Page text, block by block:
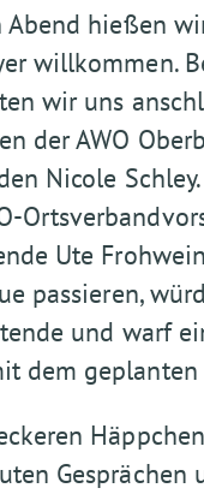
hießen
willkommen.
wir uns
der AWO
Nicole
Ute
passieren,
und warf
dem geplanten